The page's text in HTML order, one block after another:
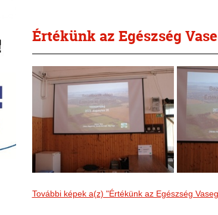
Értékünk az Egészség
További képek a(z) "Értékünk az Egészség